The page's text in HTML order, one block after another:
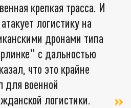
крепкая трасса. И
логистику на
дронами типа
с дальностью
что это крайне
для военной
логистики.